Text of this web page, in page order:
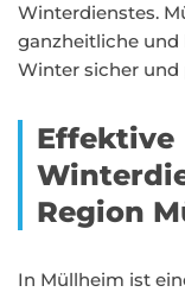
Winterdienstes.
ganzheitliche und
Winter sicher und
Effektive
Region
In Müllheim ist